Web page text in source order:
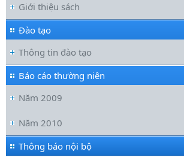
Giới thiệu sách
Đào tạo
Thông tin đào tạo
Báo cáo thường niên
Năm 2009
Năm 2010
Thông báo nội bộ
Đối thoại ICWA – VASS lần thứ 6: Thúc
Viện Hàn lâm Khoa học xã hội Việt Nam
trị và Hành chính quốc gia Lào ký Thỏa